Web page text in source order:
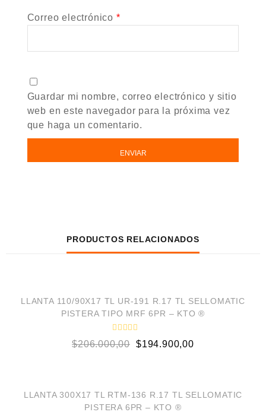
Correo electrónico *
Guardar mi nombre, correo electrónico y sitio
web en este navegador para la próxima vez
que haga un comentario.
PRODUCTOS RELACIONADOS
¡OFERTA!
LLANTA 110/90X17 TL UR-191 R.17 TL SELLOMATIC
PISTERA TIPO MRF 6PR – KTO ®
V
a
o
e
n
$206.000,00 $194.900,00
¡OFERTA!
LLANTA 300X17 TL RTM-136 R.17 TL SELLOMATIC
PISTERA 6PR – KTO ®